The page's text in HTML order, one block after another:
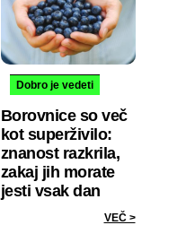
Dobro je vedeti
Borovnice so več
kot superživilo:
znanost razkrila,
zakaj jih morate
jesti vsak dan
VEČ >